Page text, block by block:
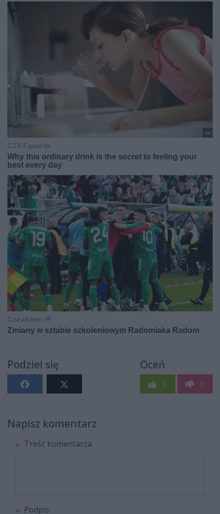
Podziel się Oceń
0 0
Napisz komentarz
Treść komentarza
Podpis